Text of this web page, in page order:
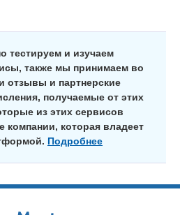
тестируем и изучаем
также мы принимаем во
отзывы и партнерские
получаемые от этих
из этих сервисов
компании, которая владеет
Подробнее